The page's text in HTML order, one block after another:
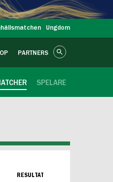
Ungdom
PARTNERS
SPELARE
RESULTAT